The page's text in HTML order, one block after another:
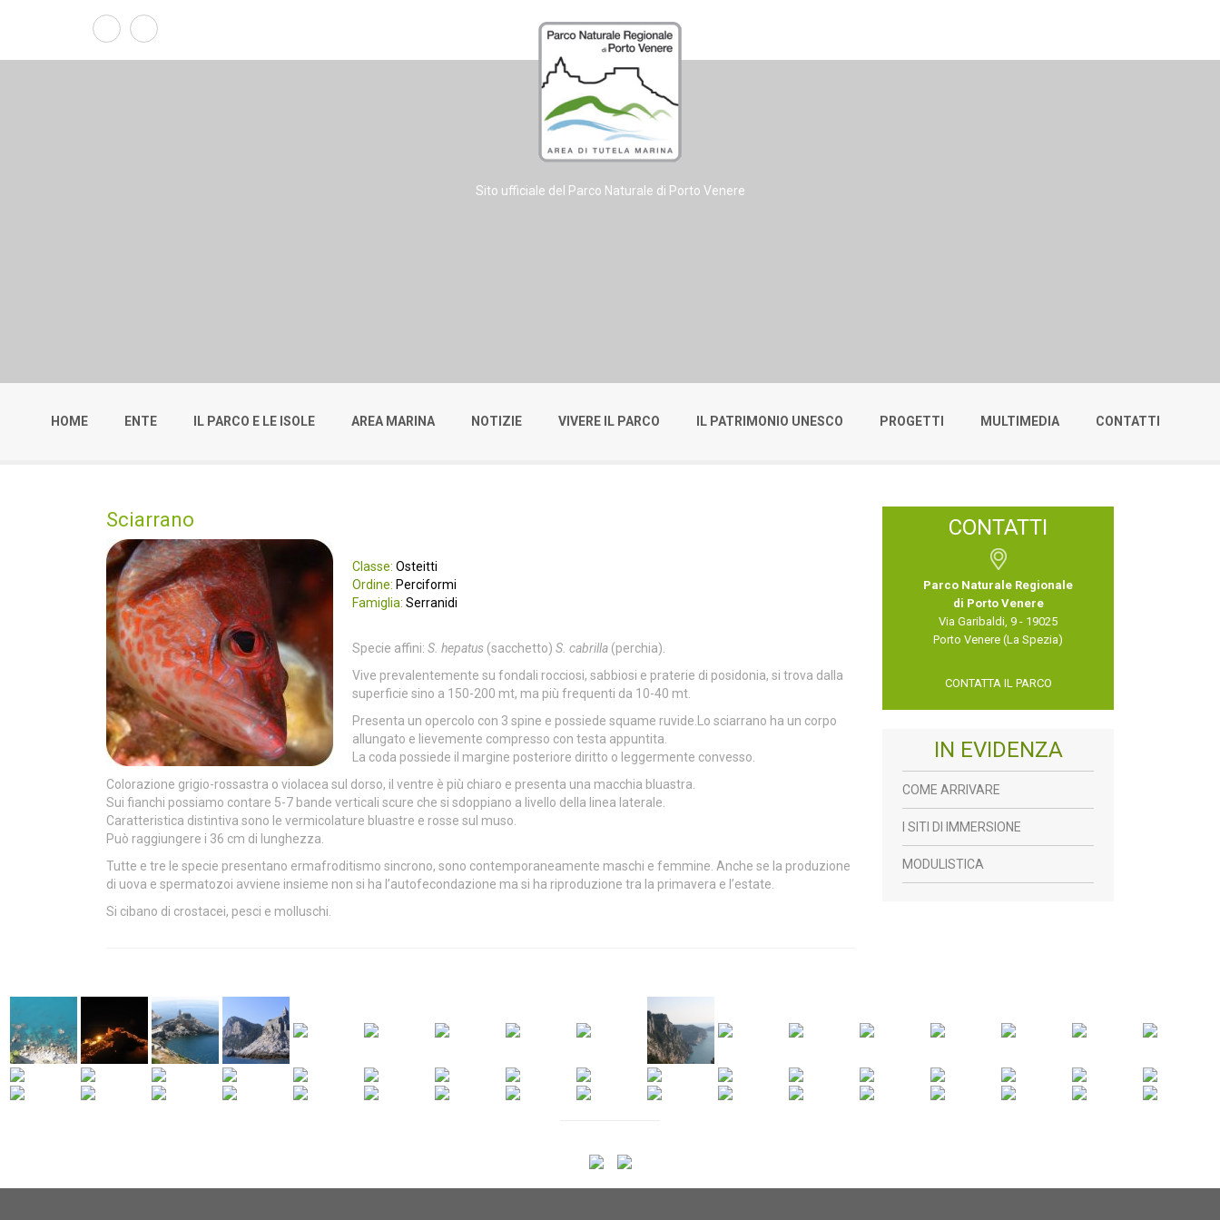
Sito ufficiale del Parco Naturale di Porto Venere
HOME ENTE IL PARCO E LE ISOLE AREA MARINA NOTIZIE VIVERE IL PARCO IL PATRIMONIO UNESCO PROGETTI MULTIMEDIA CONTATTI
Sciarrano
Classe: Osteitti
Ordine: Perciformi
Famiglia: Serranidi
Specie affini: S. hepatus (sacchetto) S. cabrilla (perchia).
Vive prevalentemente su fondali rocciosi, sabbiosi e praterie di posidonia, si trova dalla
superficie sino a 150-200 mt, ma più frequenti da 10-40 mt.
Presenta un opercolo con 3 spine e possiede squame ruvide.Lo sciarrano ha un corpo
allungato e lievemente compresso con testa appuntita.
La coda possiede il margine posteriore diritto o leggermente convesso.
Colorazione grigio-rossastra o violacea sul dorso, il ventre è più chiaro e presenta una macchia bluastra.
Sui fianchi possiamo contare 5-7 bande verticali scure che si sdoppiano a livello della linea laterale.
Caratteristica distintiva sono le vermicolature bluastre e rosse sul muso.
Può raggiungere i 36 cm di lunghezza.
Tutte e tre le specie presentano ermafroditismo sincrono, sono contemporaneamente maschi e femmine. Anche se la produzione
di uova e spermatozoi avviene insieme non si ha l’autofecondazione ma si ha riproduzione tra la primavera e l’estate.
Si cibano di crostacei, pesci e molluschi.
CONTATTI
Parco Naturale Regionale
di Porto Venere
Via Garibaldi, 9 - 19025
Porto Venere (La Spezia)
CONTATTA IL PARCO
IN EVIDENZA
COME ARRIVARE
I SITI DI IMMERSIONE
MODULISTICA